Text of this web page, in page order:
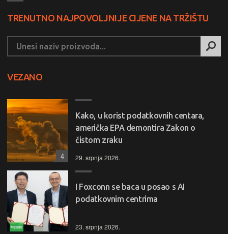
TRENUTNO NAJPOVOLJNIJE CIJENE NA TRŽIŠTU
VEZANO
Kako, u korist podatkovnih centara,
američka EPA demontira Zakon o
čistom zraku
29. srpnja 2026.
4
I Foxconn se baca u posao s AI
podatkovnim centrima
23. srpnja 2026.